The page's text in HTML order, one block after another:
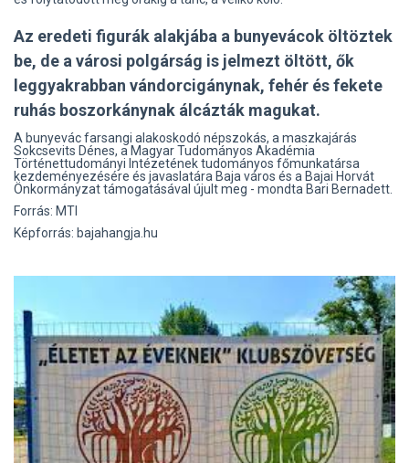
Az eredeti figurák alakjába a bunyevácok öltöztek
be, de a városi polgárság is jelmezt öltött, ők
leggyakrabban vándorcigánynak, fehér és fekete
ruhás boszorkánynak álcázták magukat.
A bunyevác farsangi alakoskodó népszokás, a maszkajárás
Sokcsevits Dénes, a Magyar Tudományos Akadémia
Történettudományi Intézetének tudományos főmunkatársa
kezdeményezésére és javaslatára Baja város és a Bajai Horvát
Önkormányzat támogatásával újult meg - mondta Bari Bernadett.
Forrás: MTI
Képforrás: bajahangja.hu